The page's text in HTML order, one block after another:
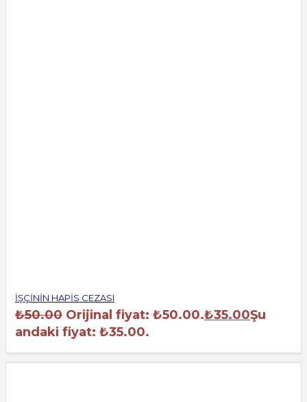
İŞÇİNİN HAPİS CEZASI
₺50.00 Orijinal fiyat: ₺50.00.₺35.00Şu
andaki fiyat: ₺35.00.